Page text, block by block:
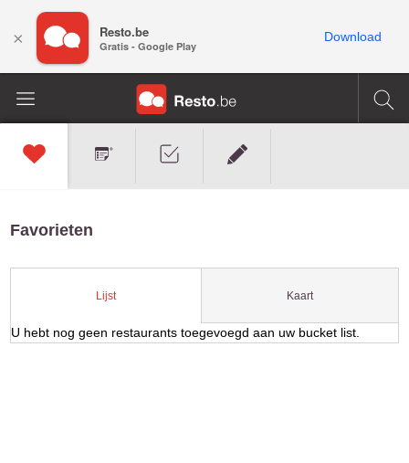
Favorieten
Lijst Kaart
U hebt nog geen restaurants toegevoegd aan uw bucket list.
× Resto.be
Gratis - Google Play
Download